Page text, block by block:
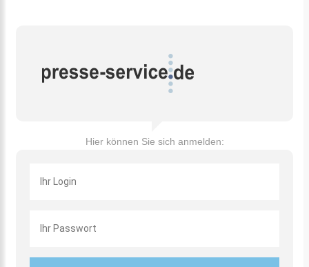
Hier können Sie sich anmelden: